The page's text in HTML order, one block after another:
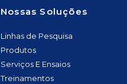
Nossas Soluções
Linhas de Pesquisa
Produtos
Serviços E Ensaios
Treinamentos